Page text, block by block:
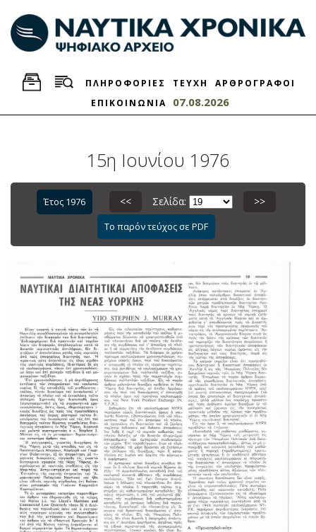
ΠΛΗΡΟΦΟΡΙΕΣ ΤΕΥΧΗ
ΑΡΘΡΟΓΡΑΦΟΙ
ΕΠΙΚΟΙΝΩΝΙΑ
07.08.2026
15η Ιουνίου 1976
Έτος 1976 << Σελίδα: >>
Το παρόν τεύχος σε PDF